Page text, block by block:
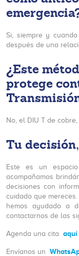
Si, siempre y
después de una
¿Este
protege
No, el DIU T de
Tu
Este es un
acompañamos
decisiones con
cuidado que
hemos ayudado a
contactarnos de las
Agenda una cita aquí
Envíanos un